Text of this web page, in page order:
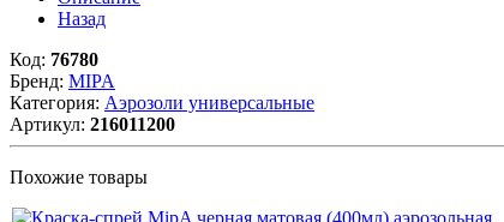
Назад
Код: 76780
Бренд: MIPA
Категория: Аэрозоли универсальные
Артикул: 216011200
Похожие товары